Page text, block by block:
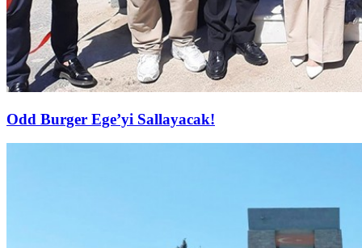
Odd Burger Ege’yi Sallayacak!